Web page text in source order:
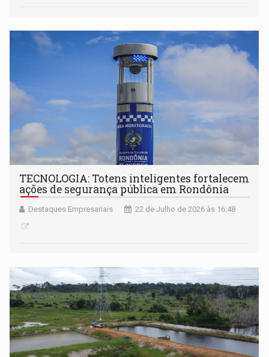
TECNOLOGIA: Totens inteligentes fortalecem
ações de segurança pública em Rondônia
Destaques Empresariais 22 de Julho de 2026 às 16:48